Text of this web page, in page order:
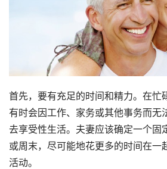
首先，要有充足的时间和精力。在忙
有时会因工作、家务或其他事务而无
去享受性生活。夫妻应该确定一个固
或周末，尽可能地花更多的时间在一
活动。